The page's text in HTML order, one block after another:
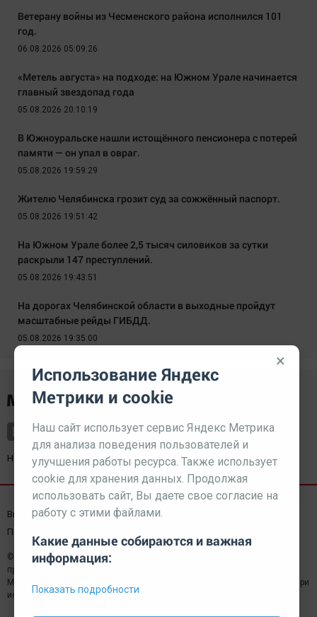
Ветерану войны из Чесменского района исполнился 101
год.
06.08.2026 05:09:26
«Метель августа» на подходе: на Южном Урале начинается
главный звездопад года
05.08.2026 20:10:19
В Южноуральске нашли истощённого пенсионера с потерей
памяти — он упал в овраг.
05.08.2026 19:59:29
Жителю Челябинска грозит суд за сожжённый паспорт.
05.08.2026 19:51:42
На Южном Урале более 2,5 тысяч силовиков за сутки
раскрыли 147 преступлений.
05.08.2026 19:43:51
На дорогах Челябинской области в выходные пройдут
масштабные рейды ГИБДД.
05.08.2026 19:35:00
Наш партнерkurorty-sochi.ru
Выходные данные СМИ Реклама
Пользовательское соглашение
© 2026 МЕДИАЗАВОД — Сайт может содержать контент,
предназначенный для лиц 18+
Мнение редакции может не совпадать с мнением отдельных авторов.При
использовании материалов сайта ссылка обязательна.
×
Использование Яндекс
Метрики и cookie
Наш сайт использует сервис Яндекс Метрика
для анализа поведения пользователей и
улучшения работы ресурса. Также использует
cookie для хранения данных. Продолжая
использовать сайт, Вы даете свое согласие на
работу с этими файлами.
Какие данные собираются и важная
информация:
Показать подробности